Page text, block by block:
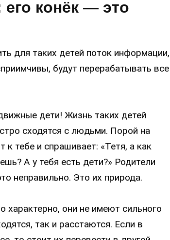
конёк — это
для таких детей поток информации,
будут перерабатывать все
дети! Жизнь таких детей
сходятся с людьми. Порой на
тебе и спрашивает: «Тетя, а как
А у тебя есть дети?» Родители
неправильно. Это их природа.
характерно, они не имеют сильного
так и расстаются. Если в